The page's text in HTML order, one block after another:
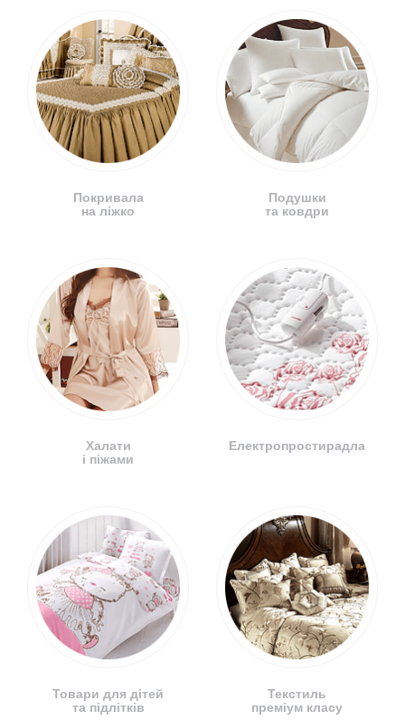
Покривала
на ліжко
Халати
і піжами
Товари для дітей
та підлітків
Подушки
та ковдри
Електропростирадла
Текстиль
преміум класу